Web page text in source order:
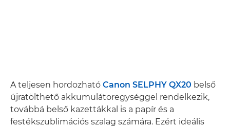
A teljesen hordozható Canon SELPHY QX20 belső
újratölthető akkumulátoregységgel rendelkezik,
továbbá belső kazettákkal is a papír és a
festékszublimációs szalag számára. Ezért ideális